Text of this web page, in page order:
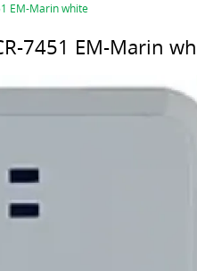
EM-Marin white
7451 EM-Marin